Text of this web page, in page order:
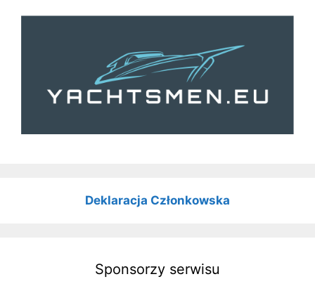
Deklaracja Członkowska
Sponsorzy serwisu